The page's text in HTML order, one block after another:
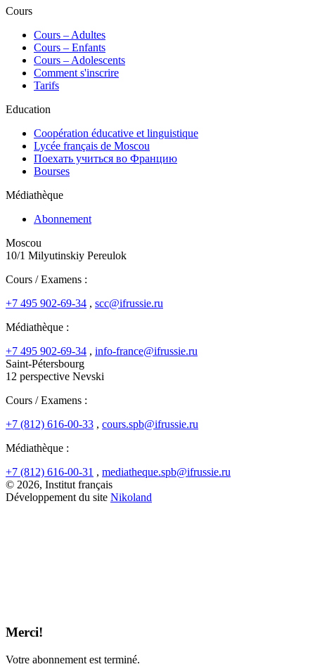
Cours
Сours – Adultes
Cours – Enfants
Cours – Adolescents
Comment s'inscrire
Tarifs
Education
Coopération éducative et linguistique
Lycée français de Moscou
Поехать учиться во Францию
Bourses
Médiathèque
Abonnement
Moscou
10/1 Milyutinskiy Pereulok
Cours / Examens :
+7 495 902-69-34 , scc@ifrussie.ru
Médiathèque :
+7 495 902-69-34 , info-france@ifrussie.ru
Saint-Pétersbourg
12 perspective Nevski
Cours / Examens :
+7 (812) 616-00-33 , cours.spb@ifrussie.ru
Médiathèque :
+7 (812) 616-00-31 , mediatheque.spb@ifrussie.ru
© 2026, Institut français
Développement du site Nikoland
Merci!
Votre abonnement est terminé.